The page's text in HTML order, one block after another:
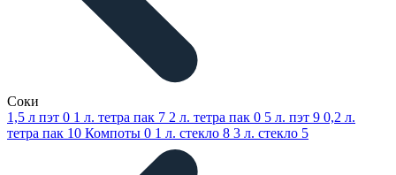
Соки
1,5 л пэт 0 1 л. тетра пак 7 2 л. тетра пак 0 5 л. пэт 9 0,2 л.
тетра пак 10 Компоты 0 1 л. стекло 8 3 л. стекло 5